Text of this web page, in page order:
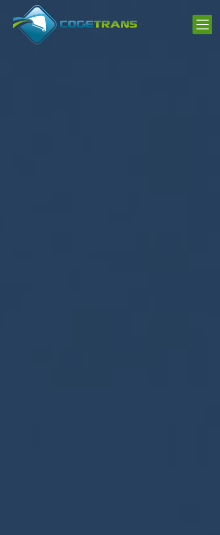
Panneau de gestion des cookies